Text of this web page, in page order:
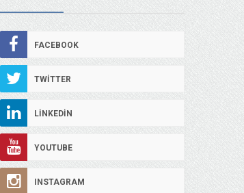
FACEBOOK
TWITTER
LINKEDIN
YOUTUBE
INSTAGRAM